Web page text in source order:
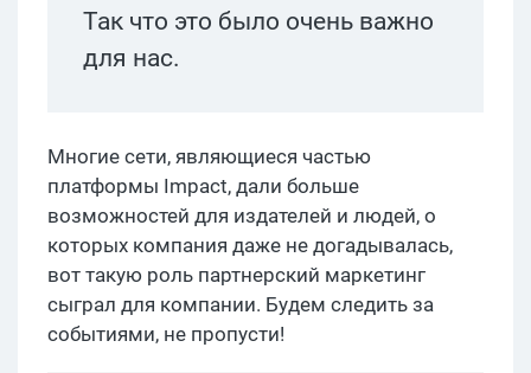
Так что это было очень важно
для нас.
Многие сети, являющиеся частью
платформы Impact, дали больше
возможностей для издателей и людей, о
которых компания даже не догадывалась,
вот такую роль партнерский маркетинг
сыграл для компании. Будем следить за
событиями, не пропусти!